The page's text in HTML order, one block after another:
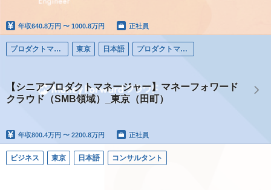
年収640.8万円 〜 1000.8万円 正社員
プロダクトマネージャー 東京 日本語 プロダクトマネージャー
【シニアプロダクトマネージャー】マネーフォワード
クラウド（SMB領域）_東京（田町）
年収800.4万円 〜 2200.8万円 正社員
ビジネス 東京 日本語 コンサルタント